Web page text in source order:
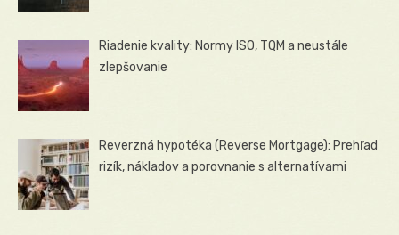
Riadenie kvality: Normy ISO, TQM a neustále
zlepšovanie
Reverzná hypotéka (Reverse Mortgage): Prehľad
rizík, nákladov a porovnanie s alternatívami